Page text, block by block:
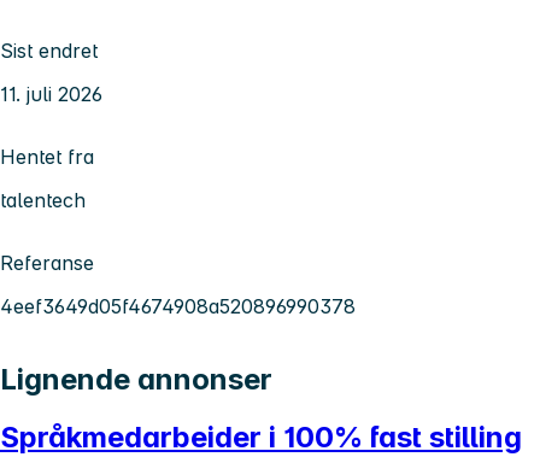
Sist endret
11. juli 2026
Hentet fra
talentech
Referanse
4eef3649d05f4674908a520896990378
Lignende annonser
Språkmedarbeider i 100% fast stilling